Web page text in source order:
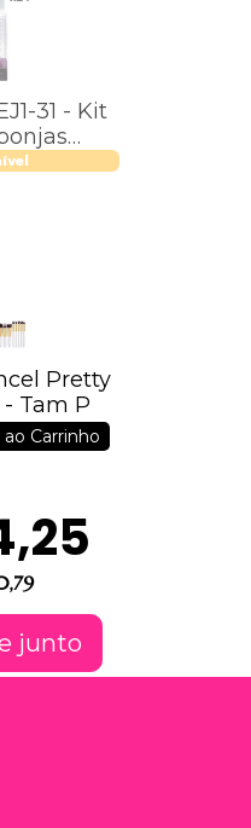
31 - Kit
-
Pretty
Tam P
Carrinho
junto